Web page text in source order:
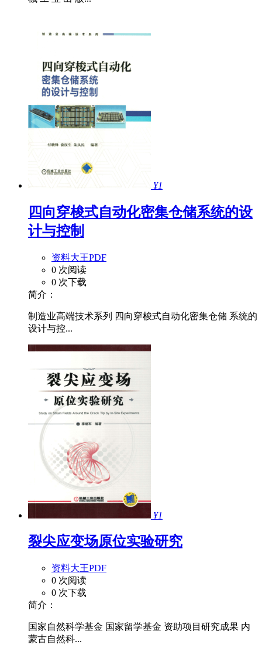
¥1
四向穿梭式自动化密集仓储系统的设
计与控制
资料大王PDF
0 次阅读
0 次下载
简介：
制造业高端技术系列 四向穿梭式自动化密集仓储 系统的
设计与控...
¥1
裂尖应变场原位实验研究
资料大王PDF
0 次阅读
0 次下载
简介：
国家自然科学基金 国家留学基金 资助项目研究成果 内
蒙古自然科...